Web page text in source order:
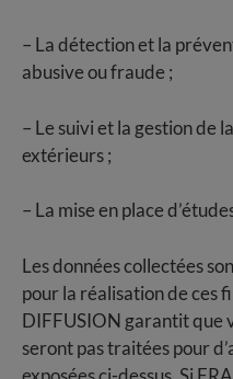
– La détection et la
abusive ou fraude ;
– Le suivi et la gestion de
extérieurs ;
– La mise en place
Les données collectées
pour la réalisation de ces
DIFFUSION garantit que
seront pas traitées pour